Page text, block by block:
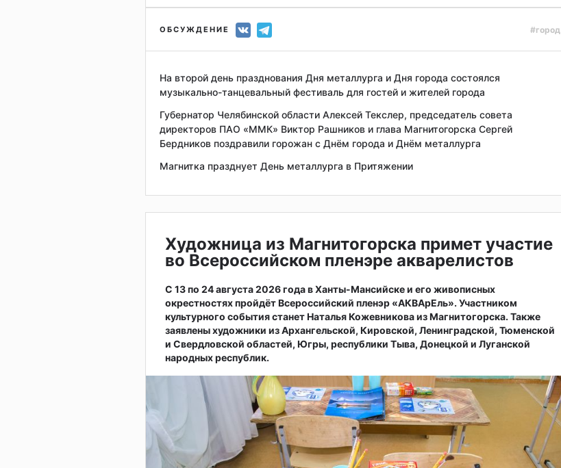
ОБСУЖДЕНИЕ #город
На второй день празднования Дня металлурга и Дня города состоялся
музыкально-танцевальный фестиваль для гостей и жителей города
Губернатор Челябинской области Алексей Текслер, председатель совета
директоров ПАО «ММК» Виктор Рашников и глава Магнитогорска Сергей
Бердников поздравили горожан с Днём города и Днём металлурга
Магнитка празднует День металлурга в Притяжении
Художница из Магнитогорска примет участие
во Всероссийском пленэре акварелистов
С 13 по 24 августа 2026 года в Ханты-Мансийске и его живописных
окрестностях пройдёт Всероссийский пленэр «АКВАрЕль». Участником
культурного события станет Наталья Кожевникова из Магнитогорска. Также
заявлены художники из Архангельской, Кировской, Ленинградской, Тюменской
и Свердловской областей, Югры, республики Тыва, Донецкой и Луганской
народных республик.